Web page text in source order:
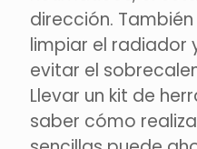
dirección.
limpiar el radiador
evitar el
Llevar un kit de
saber cómo